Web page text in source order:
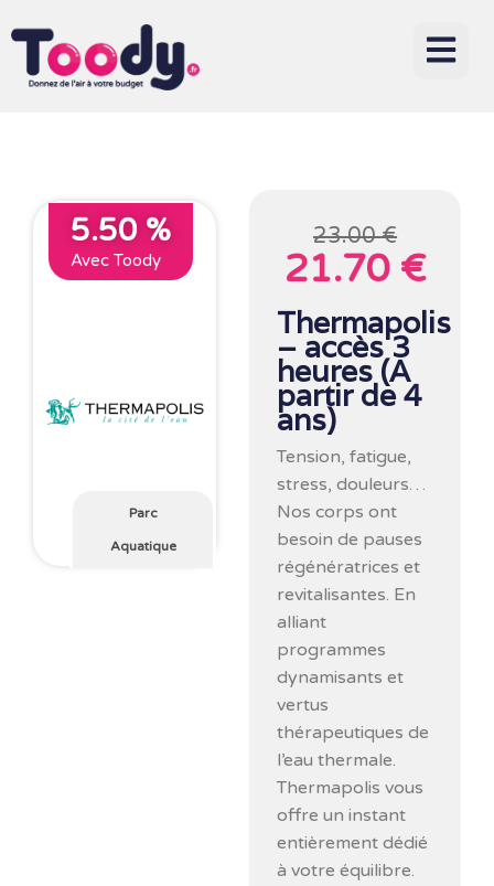
5.50 %
Avec Toody
Parc
Aquatique
23.00 €
21.70 €
Thermapolis
– accès 3
heures (A
partir de 4
ans)
Tension, fatigue,
stress, douleurs…
Nos corps ont
besoin de pauses
régénératrices et
revitalisantes. En
alliant
programmes
dynamisants et
vertus
thérapeutiques de
l’eau thermale.
Thermapolis vous
offre un instant
entièrement dédié
à votre équilibre.